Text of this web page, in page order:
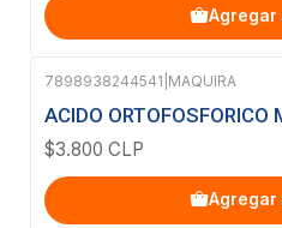
Agregar
7898938244541 MAQUIRA
ACIDO ORTOFOSFORICO
$3.800 CLP
Agregar